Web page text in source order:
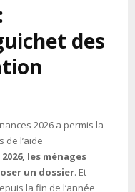
des
2026 a permis la
de l’aide
les ménages
un dossier. Et
la fin de l’année